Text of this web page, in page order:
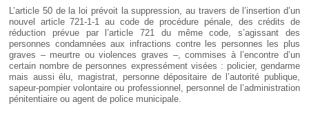
L’article 50 de la loi prévoit la suppression, au travers de l’insertion d’un
nouvel article 721-1-1 au code de procédure pénale, des crédits de
réduction prévue par l’article 721 du même code, s’agissant des
personnes condamnées aux infractions contre les personnes les plus
graves – meurtre ou violences graves –, commises à l’encontre d’un
certain nombre de personnes expressément visées : policier, gendarme
mais aussi élu, magistrat, personne dépositaire de l’autorité publique,
sapeur-pompier volontaire ou professionnel, personnel de l’administration
pénitentiaire ou agent de police municipale.